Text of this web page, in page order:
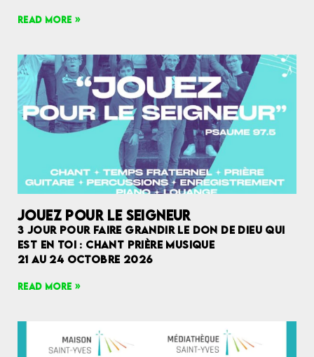
READ MORE »
JOUEZ POUR LE SEIGNEUR
3 JOUR POUR FAIRE GRANDIR LE DON DE DIEU QUI
EST EN TOI : CHANT PRIÈRE MUSIQUE
21 AU 24 OCTOBRE 2026
READ MORE »